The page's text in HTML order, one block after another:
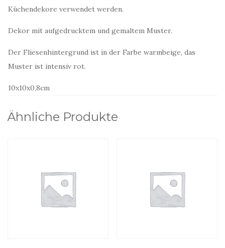
Küchendekore verwendet werden.
Dekor mit aufgedrucktem und gemaltem Muster.
Der Fliesenhintergrund ist in der Farbe warmbeige, das
Muster ist intensiv rot.
10x10x0,8cm
Ähnliche Produkte